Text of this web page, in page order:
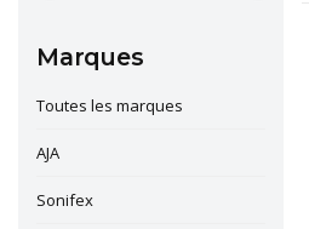
Marques
Toutes les marques
AJA
Sonifex